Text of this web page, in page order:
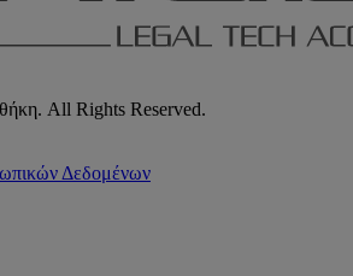
All Rights Reserved.
Δεδομένων